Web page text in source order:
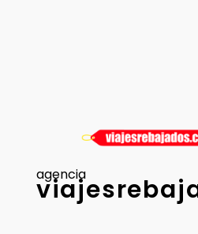
agencia